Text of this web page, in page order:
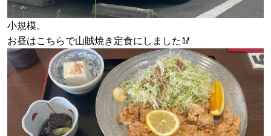
小規模。
お昼はこちらで山賊焼き定食にしました🥢